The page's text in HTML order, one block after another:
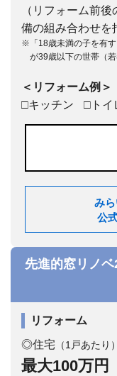
（リフォーム前
備の組み合わせを
※「18歳未満の子を有
が39歳以下の世帯（若
＜リフォーム例＞
□キッチン
□トイ
み
公
先進的窓リノ
リフォーム
◎住宅 （1戸あたり）
最大100万円